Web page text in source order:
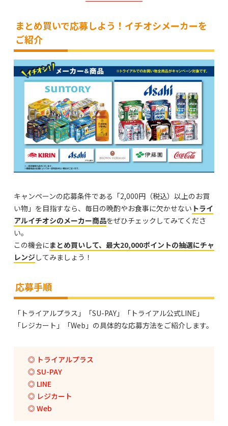
まとめ買いで応募しよう！イチオシメーカーを
ご紹介
キャンペーンの応募条件である「2,000円（税込）以上のお買
い物」を目指すなら、毎日の晩酌やお食事に欠かせない トライ
アルイチオシのメーカー商品をぜひチェックしてみてくださ
い。
この機会にまとめ買いして、最大20,000ポイントの抽選にチャ
レンジしてみましょう！
応募手順
「トライアルプラス」「SU-PAY」「トライアル公式LINE」
「レジカート」「Web」の具体的な応募方法をご紹介します。
トライアルプラス
SU-PAY
LINE
レジカート
Web